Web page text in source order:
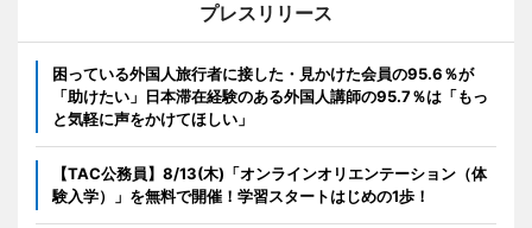
プレスリリース
困っている外国人旅行者に接した・見かけた会員の95.6％が
「助けたい」日本滞在経験のある外国人講師の95.7％は「もっ
と気軽に声をかけてほしい」
【TAC公務員】8/13(木)「オンラインオリエンテーション（体
験入学）」を無料で開催！学習スタートはじめの1歩！